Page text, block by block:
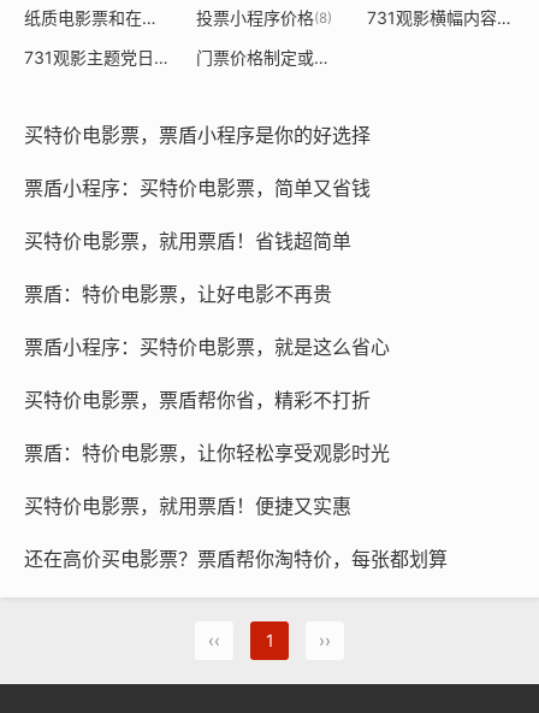
纸质电影票和在线购买票价不一样 (8)
投票小程序价格(8)
731观影横幅内容标语是什么
731观影主题党日活动
(7) 门票价格制定或调整对经济
买特价电影票，票盾小程序是你的好选择
票盾小程序：买特价电影票，简单又省钱
买特价电影票，就用票盾！省钱超简单
票盾：特价电影票，让好电影不再贵
票盾小程序：买特价电影票，就是这么省心
买特价电影票，票盾帮你省，精彩不打折
票盾：特价电影票，让你轻松享受观影时光
买特价电影票，就用票盾！便捷又实惠
还在高价买电影票？票盾帮你淘特价，每张都划算
‹‹ 1 ››